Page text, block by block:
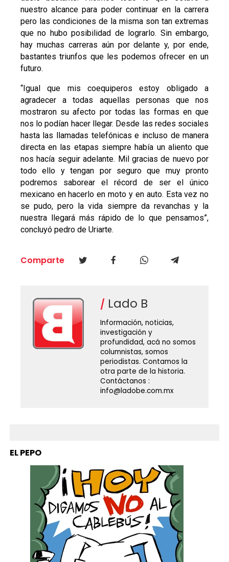
nuestro alcance para poder continuar en la carrera
pero las condiciones de la misma son tan extremas
que no hubo posibilidad de lograrlo. Sin embargo,
hay muchas carreras aún por delante y, por ende,
bastantes triunfos que les podemos ofrecer en un
futuro.
“Igual que mis coequiperos estoy obligado a
agradecer a todas aquellas personas que nos
mostraron su afecto por todas las formas en que
nos lo podían hacer llegar. Desde las redes sociales
hasta las llamadas telefónicas e incluso de manera
directa en las etapas siempre había un aliento que
nos hacía seguir adelante. Mil gracias de nuevo por
todo ello y tengan por seguro que muy pronto
podremos saborear el récord de ser el único
mexicano en hacerlo en moto y en auto. Esta vez no
se pudo, pero la vida siempre da revanchas y la
nuestra llegará más rápido de lo que pensamos”,
concluyó pedro de Uriarte.
Comparte
Lado B
Información, noticias,
investigación y
profundidad, acá no somos
columnistas, somos
periodistas. Contamos la
otra parte de la historia.
Contáctanos :
info@ladobe.com.mx
EL PEPO